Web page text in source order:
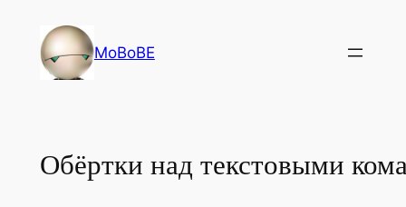
content
MoBoBE
Обёртки над текстовыми